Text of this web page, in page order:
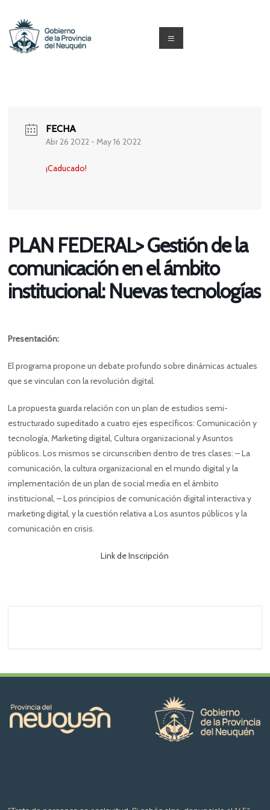
contenido
Formación
Neuquén
Menú
FECHA
Abr 26 2022 - May 16 2022
¡Caducado!
PLAN FEDERAL> Gestión de la
comunicación en el ámbito
institucional: Nuevas tecnologías
Presentación:
El programa propone un debate profundo sobre dinámicas actuales
que se vinculan con la revolución digital.
La propuesta guarda relación con un plan de estudios semi-
estructurado supeditado a cuatro ejes específicos: Comunicación y
tecnología, Marketing digital, Cultura organizacional y Asuntos
públicos. Los mismos se circunscriben dentro de tres clases: – La
comunicación, la cultura organizacional en el mundo digital y la
implementación de un plan de social media en el ámbito
institucional, – Los principios de comunicación digital interactiva y
marketing digital, y la cuestión relativa a Los asuntos públicos y la
comunicación en crisis.
Link de Inscripción